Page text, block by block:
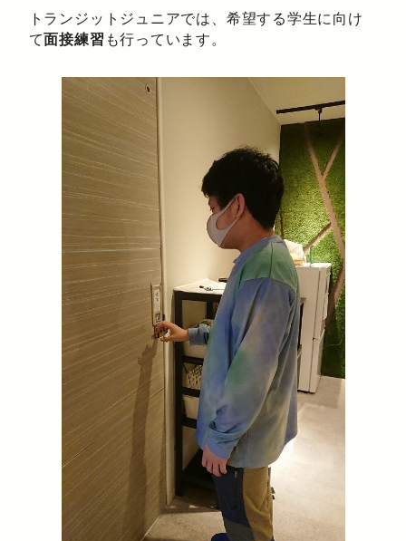
トランジットジュニアでは、希望する学生に向け
て面接練習 も行っています。